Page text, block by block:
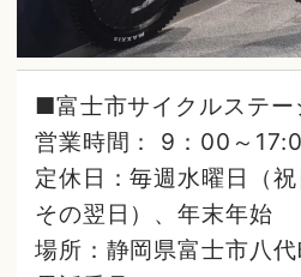
■富士市サイクルステー
営業時間： 9：00～
定休日：毎週水曜日（
その翌日）、年末年始
場所：静岡県富士市八